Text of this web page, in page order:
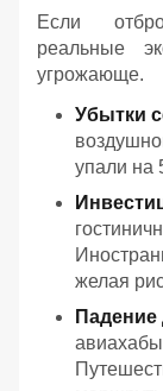
Если
реальные
угрожающе.
Убытки
упали на
желая
Падение